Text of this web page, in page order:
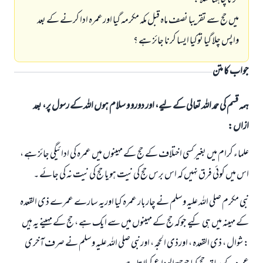
میں حج سے تقریبا نصف ماہ قبل مکہ مکرمہ گيا اورعمرہ ادا کرنے کے بعد
واپس چلا گيا توکیا ایسا کرنا جائز ہے ؟
جواب کا متن
ہمہ قسم کی حمد اللہ تعالی کے لیے، اور دورو و سلام ہوں اللہ کے رسول پر، بعد
ازاں:
علماء کرام میں بغیر کسی اختلاف کے حج کے مہینوں میں عمرہ کی ادائيگي جائز ہے ،
اس میں کوئي فرق نہيں کہ اس برس حج کی نیت ہویا حج کی نیت نہ کی جائے ۔
نبی مکرم صلی اللہ علیہ وسلم نے چاربار عمرہ کیا اوریہ سارے عمرے ذی القعدہ
کے مہینہ میں ہی کیے جوکہ حج کے مہینوں میں سے ایک ہے ، حج کے مہینے یہ ہیں
: شوال ، ذی القعدہ ، اورذی الحجہ ، اورنبی صلی اللہ علیہ وسلم نے صرف آخری